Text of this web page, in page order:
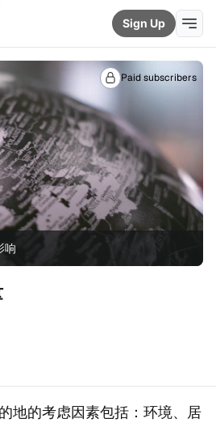
Sign Up
响
Paid subscribers
地的考虑因素包括：环境、居